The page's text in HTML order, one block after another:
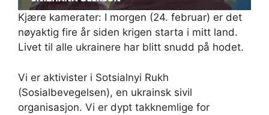
Kjære kamerater: I morgen (24. februar) er det
nøyaktig fire år siden krigen starta i mitt land.
Livet til alle ukrainere har blitt snudd på hodet.
Vi er aktivister i Sotsialnyi Rukh
(Sosialbevegelsen), en ukrainsk sivil
organisasjon. Vi er dypt takknemlige for